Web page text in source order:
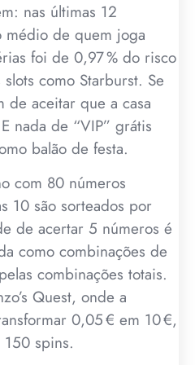
nas últimas 12
médio de quem joga
foi de 0,97 % do risco
como Starburst. Se
de aceitar que a casa
nada de “VIP” grátis
balão de festa.
com 80 números
10 são sorteados por
de acertar 5 números é
como combinações de
combinações totais.
Quest, onde a
0,05 € em 10 €,
150 spins.